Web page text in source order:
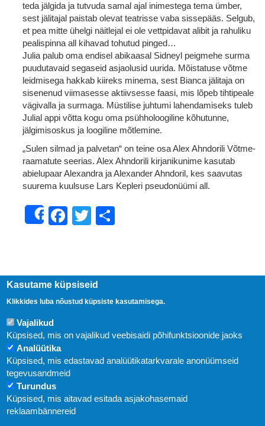
teda jälgida ja tutvuda samal ajal inimestega tema ümber,
sest jälitajal paistab olevat teatrisse vaba sissepääs. Selgub,
et pea mitte ühelgi näitlejal ei ole vettpidavat alibit ja rahuliku
pealispinna all kihavad tohutud pinged…
Julia palub oma endisel abikaasal Sidneyl peigmehe surma
puudutavaid segaseid asjaolusid uurida. Mõistatuse võtme
leidmisega hakkab kiireks minema, sest Bianca jälitaja on
sisenenud viimasesse aktiivsesse faasi, mis lõpeb tihtipeale
vägivalla ja surmaga. Müstilise juhtumi lahendamiseks tuleb
Julial appi võtta kogu oma psühholoogiline kõhutunne,
jälgimisoskus ja loogiline mõtlemine.
„Sulen silmad ja palvetan“ on teine osa Alex Ahndorili Võtme-
raamatute seerias. Alex Ahndorili kirjanikunime kasutab
abielupaar Alexandra ja Alexander Ahndoril, kes saavutas
suurema kuulsuse Lars Kepleri pseudonüümi all.
ShareFacebook
Twitter
Uudised
KIRJASTUS PEGASUS OÜ © 2020
Kasutame küpsiseid
Klikkides luba nõustud küpsiste kasutamisega.
Vajalikud
Küpsised, mis on vajalikud veebisaidi põhifunktsioonide jaoks
Analüütika
Küpsised, mis edastavad analüütikatarkvarale anonüümseid
tegevusandmeid
Turundus
Küpsised, mis aitavad esitada asjakohasemaid
reklaambännereid